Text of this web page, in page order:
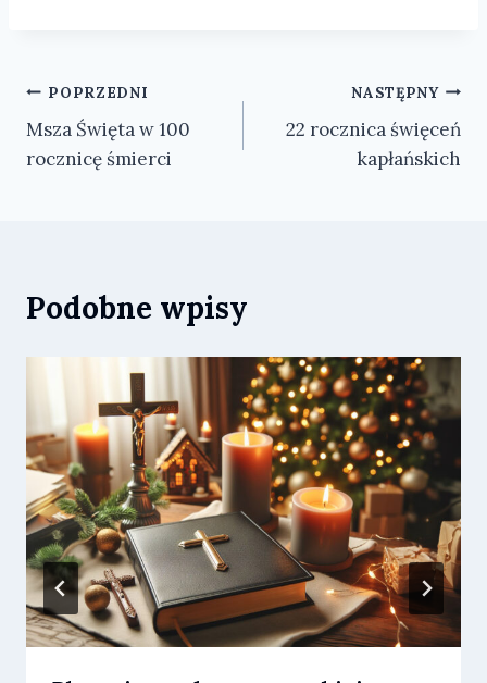
Nawigacja
wpisu
POPRZEDNI
Msza Święta w 100
rocznicę śmierci
NASTĘPNY
22 rocznica święceń
kapłańskich
Podobne wpisy